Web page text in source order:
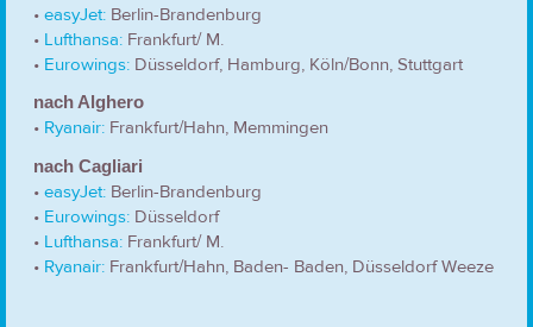
• easyJet: Berlin-Brandenburg
• Lufthansa: Frankfurt/ M.
• Eurowings: Düsseldorf, Hamburg, Köln/Bonn, Stuttgart
nach Alghero
• Ryanair: Frankfurt/Hahn, Memmingen
nach Cagliari
• easyJet: Berlin-Brandenburg
• Eurowings: Düsseldorf
• Lufthansa: Frankfurt/ M.
• Ryanair: Frankfurt/Hahn, Baden- Baden, Düsseldorf Weeze